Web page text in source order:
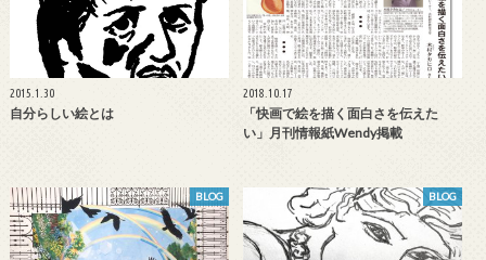
2015.1.30
自分らしい絵とは
2018.10.17
「快画で絵を描く面白さを伝えた
い」月刊情報紙Wendy掲載
BLOG BLOG